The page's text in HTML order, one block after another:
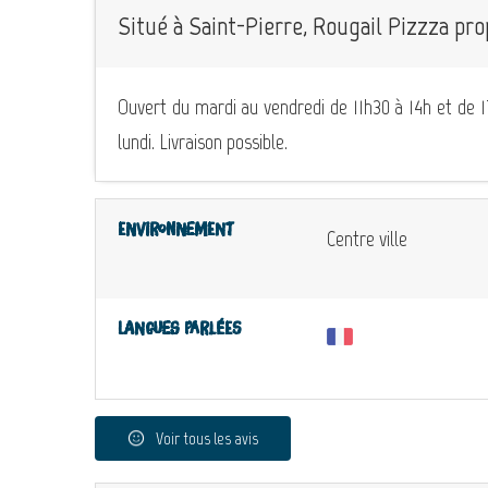
Situé à Saint-Pierre, Rougail Pizzza
Ouvert du mardi au vendredi de 11h30 à 14h et de
lundi. Livraison possible.
Environnement Centre ville
Langues parlées
Voir tous les avis